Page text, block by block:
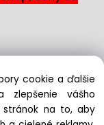
na diaľku bez
cookie a ďalšie
zlepšenie vášho
stránok na to, aby